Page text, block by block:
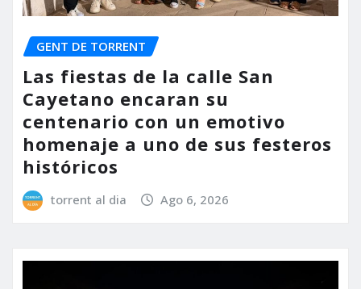
GENT DE TORRENT
Las fiestas de la calle San
Cayetano encaran su
centenario con un emotivo
homenaje a uno de sus festeros
históricos
torrent al dia Ago 6, 2026